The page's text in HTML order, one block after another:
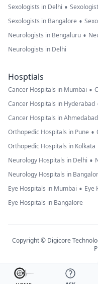
Sexologists in Delhi •
Sexologists in Bangalore •
Neurologists in Bengaluru •
Neurologists in Delhi
Hosptials
Cancer Hospitals in Mumbai •
Cancer Hospitals in Hyderabad
Cancer Hospitals in Ahmedabad
Orthopedic Hospitals in Pune •
Orthopedic Hospitals in Kolkata
Neurology Hospitals in Delhi •
Neurology Hospitals in
Eye Hospitals in Mumbai • Eye
Eye Hospitals in Bangalore
Copyright © Digicore